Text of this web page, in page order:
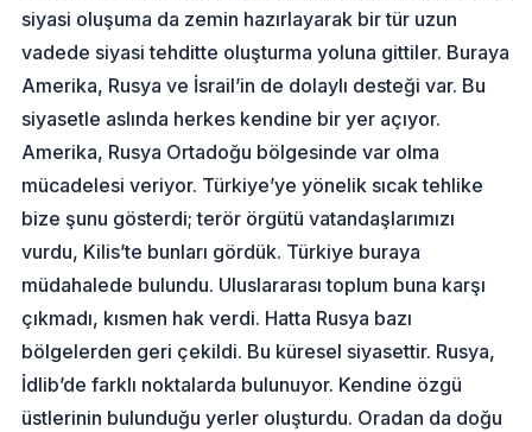
siyasi oluşuma da zemin hazırlayarak bir tür uzun
vadede siyasi tehditte oluşturma yoluna gittiler. Buraya
Amerika, Rusya ve İsrail’in de dolaylı desteği var. Bu
siyasetle aslında herkes kendine bir yer açıyor.
Amerika, Rusya Ortadoğu bölgesinde var olma
mücadelesi veriyor. Türkiye’ye yönelik sıcak tehlike
bize şunu gösterdi; terör örgütü vatandaşlarımızı
vurdu, Kilis’te bunları gördük. Türkiye buraya
müdahalede bulundu. Uluslararası toplum buna karşı
çıkmadı, kısmen hak verdi. Hatta Rusya bazı
bölgelerden geri çekildi. Bu küresel siyasettir. Rusya,
İdlib’de farklı noktalarda bulunuyor. Kendine özgü
üstlerinin bulunduğu yerler oluşturdu. Oradan da doğu